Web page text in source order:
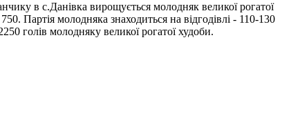
в с.Данівка вирощується молодняк великої рогатої
Партія молодняка знаходиться на відгодівлі - 110-130
голів молодняку великої рогатої худоби.